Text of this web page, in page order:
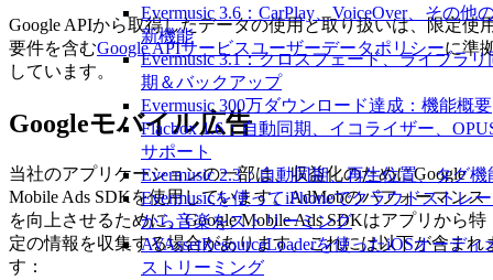
Evermusic 3.6：CarPlay、VoiceOver、その他
新機能
Evermusic 3.1：クロスフェード、ライブラリ
期＆バックアップ
Evermusic 300万ダウンロード達成：機能概要
Flacbox 1.6：自動同期、イコライザー、
サポート
Evermusic 2.3：自動同期、再生位置、タグ機
Evermusicを使ってiPhoneでクラウドストレ
から音楽をストリーミング
AVAssetResourceLoaderを使ったiOSオーディ
ストリーミング
Google APIから取得したデータの使用と取り扱いは、限定使
要件を含むGoogle APIサービスユーザーデータポリシーに準
しています。
Googleモバイル広告
当社のアプリケーションの一部は、収益化のためにGoogle
Mobile Ads SDKを使用しています。AdMobのパフォーマンス
を向上させるために、Google Mobile Ads SDKはアプリから特
定の情報を収集する場合があります。これには以下が含まれ
す：